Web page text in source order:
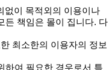
이 목적외의 이용이나
든 책임은 몰이 집니다. 다
최소한의 이용자의 정보
하여 필요한 경우로서 특